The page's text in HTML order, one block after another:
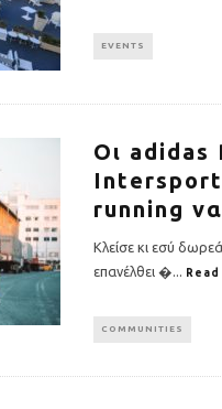
EVENTS
Οι adidas
Intersport
running
Κλείσε κι εσύ
επανέλθει �...
COMMUNITIES